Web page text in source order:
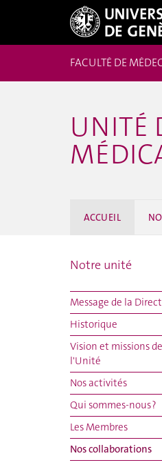
FACULTÉ DE
UNITÉ
ACCUEIL
Notre unité
Message de la
Historique
Vision et missions de
l'Unité
Nos activités
Qui sommes-nous ?
Les Membres
Nos collaborations